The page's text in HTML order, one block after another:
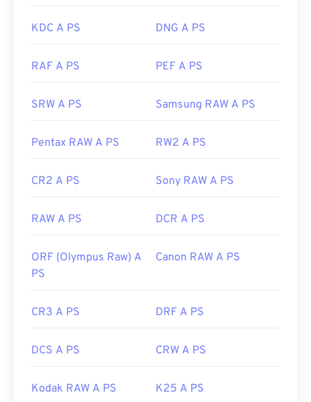
Articolo di Google Developer sulla compressione
Strumenti WebP correlati:
colori dalle immagini WebP
KDC A PS DNG A PS
RAF A PS PEF A PS
SRW A PS Samsung RAW A PS
Pentax RAW A PS RW2 A PS
CR2 A PS Sony RAW A PS
RAW A PS DCR A PS
ORF (Olympus Raw) A
PS
Canon RAW A PS
CR3 A PS DRF A PS
DCS A PS CRW A PS
Kodak RAW A PS K25 A PS